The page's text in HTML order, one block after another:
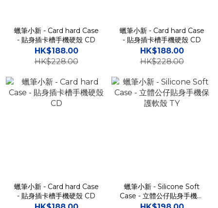
蠟筆小新 - Card hard Case
- 貼身插卡槽手機硬殼 CD
HK$188.00
HK$228.00
蠟筆小新 - Card hard Case
- 貼身插卡槽手機硬殼 CD
HK$188.00
HK$228.00
蠟筆小新 - Card hard Case
- 貼身插卡槽手機硬殼 CD
蠟筆小新 - Silicone Soft
Case - 立體公仔貼身手機保
護軟殼 TY